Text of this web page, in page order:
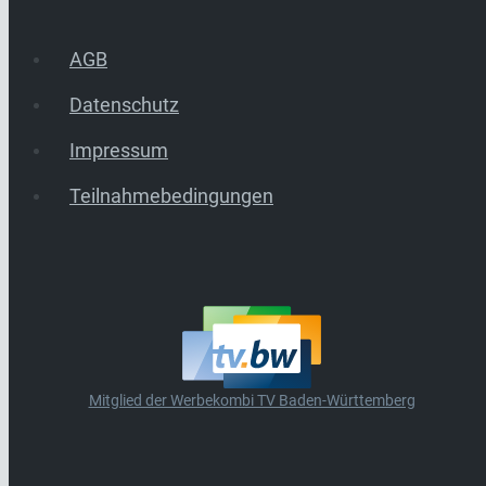
AGB
Datenschutz
Impressum
Teilnahmebedingungen
Mitglied der Werbekombi TV Baden-Württemberg